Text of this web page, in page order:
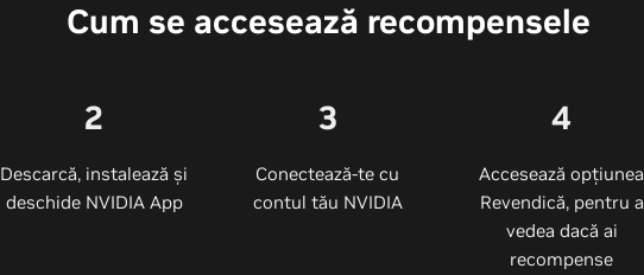
Cum se accesează recompensele
2
Descarcă, instalează și
deschide NVIDIA App
3
Conectează-te cu
contul tău NVIDIA
4
Accesează opțiunea
Revendică, pentru a
vedea dacă ai
recompense